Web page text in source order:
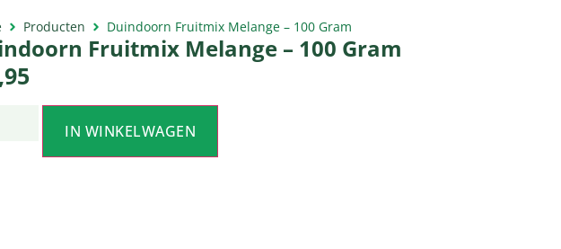
Producten Duindoorn Fruitmix Melange – 100 Gram
Fruitmix Melange – 100 Gram
IN WINKELWAGEN